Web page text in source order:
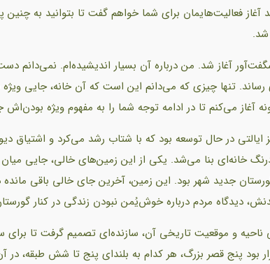
آغاز فعالیت‌هایمان برای شما خواهم گفت تا بتوانید به
شد.
آغاز شد. من درباره‌ آن بسیار اندیشیده‌ام. نمی‌دانم
تنها چیزی که می‌دانم این است که آن خانه، جایی ویژه
آغاز می‌کنم تا در ادامه توجه شما را به مفهوم ویژه‌
در حال توسعه بود که با شتاب رشد می‌کرد و اشتیاق
خانه‌ای بنا می‌شد. یکی از این زمین‌های خالی، جایی
جدید شهر بود. این زمین، آخرین جای خالی باقی
دیدگاه مردم درباره خوش‌یُمن نبودن زندگی در کنار
ناحیه و موقعیت تاریخی‌ آن، سازنده‌ای تصمیم گرفت تا
بود پنج قصر بزرگ، هر کدام به بلندای پنج تا شش طبقه،